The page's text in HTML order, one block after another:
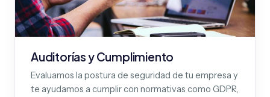
Auditorías y Cumplimiento
Evaluamos la postura de seguridad de tu empresa y
te ayudamos a cumplir con normativas como GDPR,